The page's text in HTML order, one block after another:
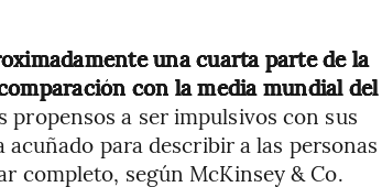
una cuarta parte de la
con la media mundial del
propensos a ser impulsivos con sus
para describir a las personas
completo, según McKinsey & Co.